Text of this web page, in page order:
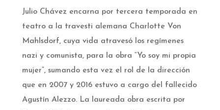
Julio Chávez encarna por tercera temporada en
teatro a la travesti alemana Charlotte Von
Mahlsdorf, cuya vida atravesó los regímenes
nazi y comunista, para la obra “Yo soy mi propia
mujer”, sumando esta vez el rol de la dirección
que en 2007 y 2016 estuvo a cargo del fallecido
Agustín Alezzo. La laureada obra escrita por